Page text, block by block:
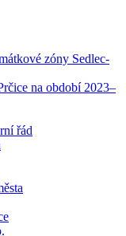
zóny Sedlec-
na období 2023–
řád